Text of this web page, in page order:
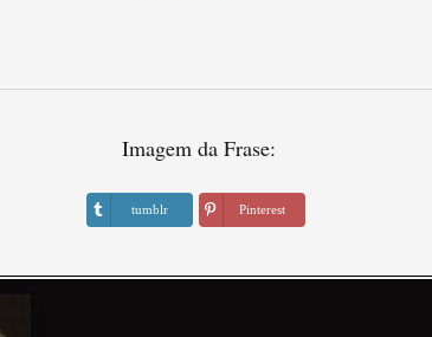
Imagem da Frase:
tumblr Pinterest